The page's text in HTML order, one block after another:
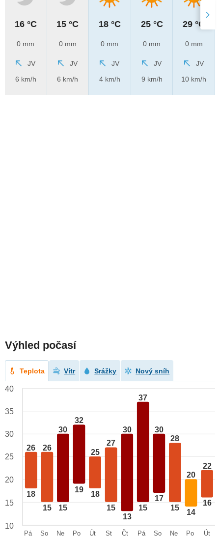
16 °C
0 mm
JV
6 km/h
15 °C
0 mm
JV
6 km/h
18 °C
0 mm
JV
4 km/h
25 °C
0 mm
JV
9 km/h
29 °C
0 mm
JV
10 km/h
Výhled počasí
Teplota Vítr Srážky Nový sníh
26
18
26
15
30
15
32
19
25
18
27
15
30
13
37
15
30
17
28
15
20
14
22
16
40
35
30
25
20
15
10
Pá
So
Ne
Po
Út
St
Čt
Pá
So
Ne
Po
Út